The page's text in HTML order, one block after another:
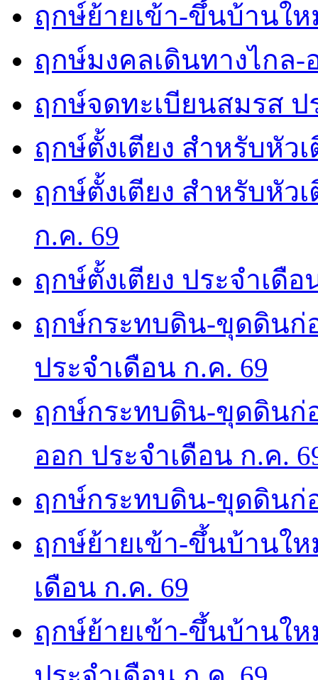
ฤกษ์ย้ายเข้า-ขึ้นบ้านให
ฤกษ์มงคลเดินทางไกล-
ฤกษ์จดทะเบียนสมรส ป
ฤกษ์ตั้งเตียง สำหรับหัว
ฤกษ์ตั้งเตียง สำหรับหัว
ก.ค. 69
ฤกษ์ตั้งเตียง ประจำเดือ
ฤกษ์กระทบดิน-ขุดดินก่
ประจำเดือน ก.ค. 69
ฤกษ์กระทบดิน-ขุดดินก่
ออก ประจำเดือน ก.ค.
ฤกษ์กระทบดิน-ขุดดินก่
ฤกษ์ย้ายเข้า-ขึ้นบ้านใ
เดือน ก.ค. 69
ฤกษ์ย้ายเข้า-ขึ้นบ้านใ